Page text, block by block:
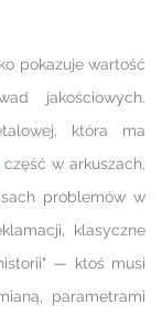
pokazuje wartość
jakościowych.
która ma
część w arkuszach,
problemów w
klasyczne
— ktoś musi
parametrami